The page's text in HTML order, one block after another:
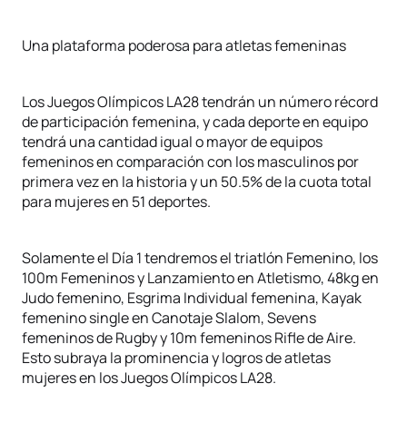
Una plataforma poderosa para atletas femeninas
Los Juegos Olímpicos LA28 tendrán un número récord
de participación femenina, y cada deporte en equipo
tendrá una cantidad igual o mayor de equipos
femeninos en comparación con los masculinos por
primera vez en la historia y un 50.5% de la cuota total
para mujeres en 51 deportes.
Solamente el Día 1 tendremos el triatlón Femenino, los
100m Femeninos y Lanzamiento en Atletismo, 48kg en
Judo femenino, Esgrima Individual femenina, Kayak
femenino single en Canotaje Slalom, Sevens
femeninos de Rugby y 10m femeninos Rifle de Aire.
Esto subraya la prominencia y logros de atletas
mujeres en los Juegos Olímpicos LA28.